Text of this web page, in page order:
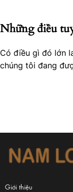
Những điều
Có điều gì đó lớn
chúng tôi đang
Giới thiệu